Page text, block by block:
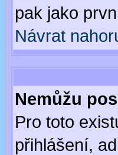
pak jako
Návrat
Nemůžu
Pro toto
přihlášení,